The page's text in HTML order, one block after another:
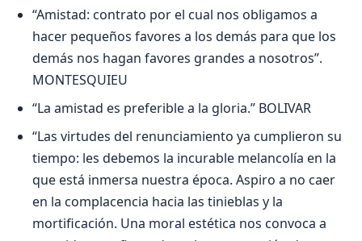
“Amistad: contrato por el cual nos obligamos a
hacer pequeños favores a los demás para que los
demás nos hagan favores grandes a nosotros”.
MONTESQUIEU
“La amistad es preferible a la gloria.” BOLIVAR
“Las virtudes del renunciamiento ya cumplieron su
tiempo: les debemos la incurable melancolía en la
que está inmersa nuestra época. Aspiro a no caer
en la complacencia hacia las tinieblas y la
mortificación. Una moral estética nos convoca a